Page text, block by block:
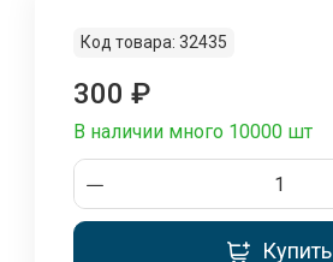
Код товара: 32435
300 ₽
В наличии много 10000 шт
Купить